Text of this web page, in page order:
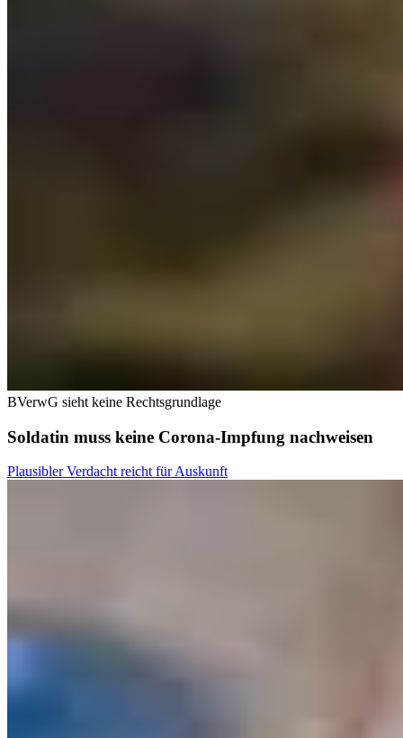
BVerwG sieht keine Rechtsgrundlage
Soldatin muss keine Corona-Impfung nachweisen
Plausibler Verdacht reicht für Auskunft